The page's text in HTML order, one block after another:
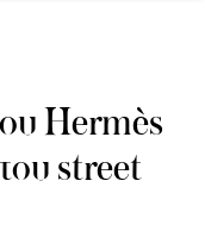
Hermès
street